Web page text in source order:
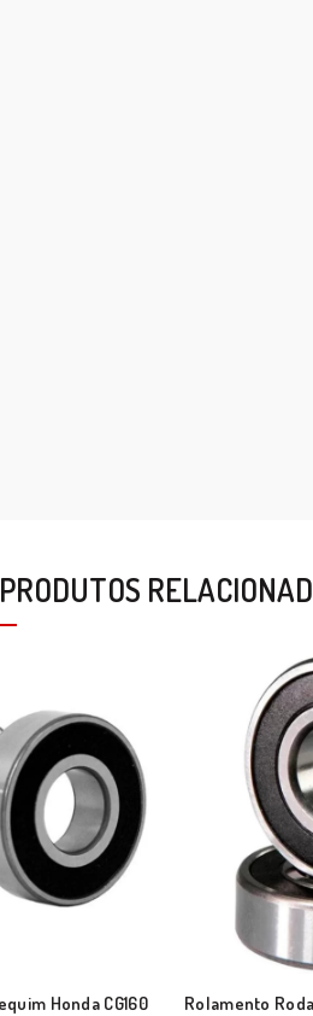
PRODUTOS
Honda CG160
Rolamento